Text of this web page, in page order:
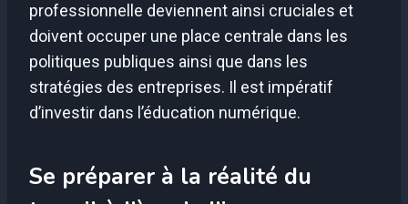
professionnelle deviennent ainsi cruciales et
doivent occuper une place centrale dans les
politiques publiques ainsi que dans les
stratégies des entreprises. Il est impératif
d’investir dans l’éducation numérique.
Se préparer à la réalité du